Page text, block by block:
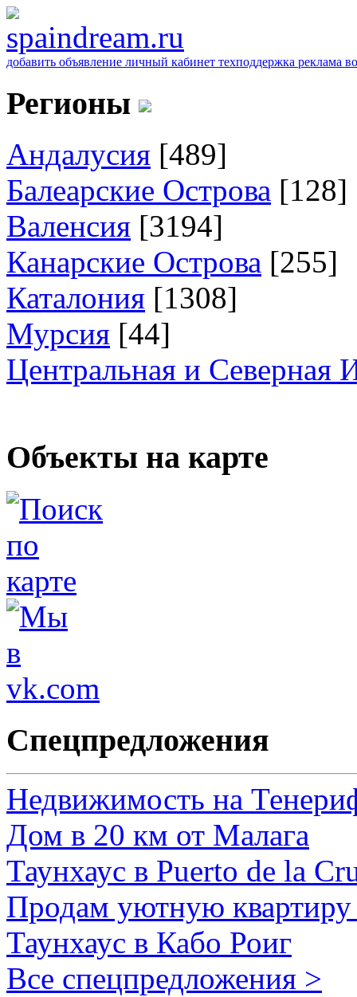
добавить объявление личный кабинет техподдержка реклама
Регионы
Андалусия [489]
Балеарские Острова [128]
Валенсия [3194]
Канарские Острова [255]
Каталония [1308]
Мурсия [44]
Центральная и Северная
Объекты на карте
Спецпредложения
Недвижимость на
Дом в 20 км от Малага
Таунхаус в Puerto de la
Продам уютную
Таунхаус в Кабо Роиг
Все спецпредложения >